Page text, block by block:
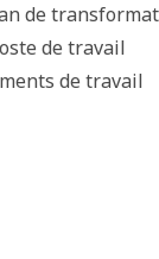
de
de travail
de travail